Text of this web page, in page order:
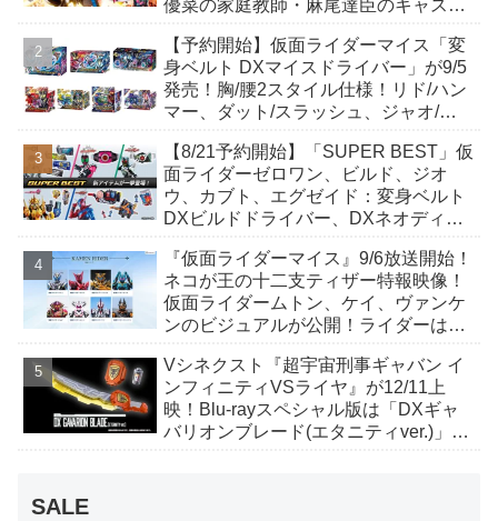
優菜の家庭教師・麻尾達臣のキャスト
んも変身！
【予約開始】仮面ライダーマイス「変
身ベルト DXマイスドライバー」が9/5
発売！胸/腰2スタイル仕様！リド/ハン
マー、ダット/スラッシュ、ジャオ/バ
も！
【8/21予約開始】「SUPER BEST」仮
面ライダーゼロワン、ビルド、ジオ
ウ、カブト、エグゼイド：変身ベルト
DXビルドドライバー、DXネオディケ
か12点！
『仮面ライダーマイス』9/6放送開始！
ネコが王の十二支ティザー特報映像！
仮面ライダームトン、ケイ、ヴァンケ
ンのビジュアルが公開！ライダーは子
Vシネクスト『超宇宙刑事ギャバン イ
ンフィニティVSライヤ』が12/11上
映！Blu-rayスペシャル版は「DXギャ
バリオンブレード(エタニティver.)」
SALE